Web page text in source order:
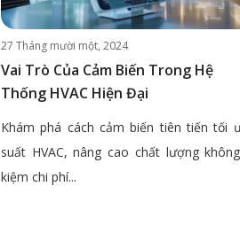
27 Tháng mười một, 2024
Vai Trò Của Cảm Biến Trong Hệ
Thống HVAC Hiện Đại
Khám phá cách cảm biến tiên tiến tối
suất HVAC, nâng cao chất lượng
kiệm chi phí...